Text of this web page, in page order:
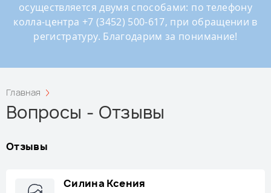
осуществляется двумя способами: по телефону
колла-центра +7 (3452) 500-617, при обращении в
регистратуру. Благодарим за понимание!
Главная
Вопросы - Отзывы
Отзывы
Силина Ксения